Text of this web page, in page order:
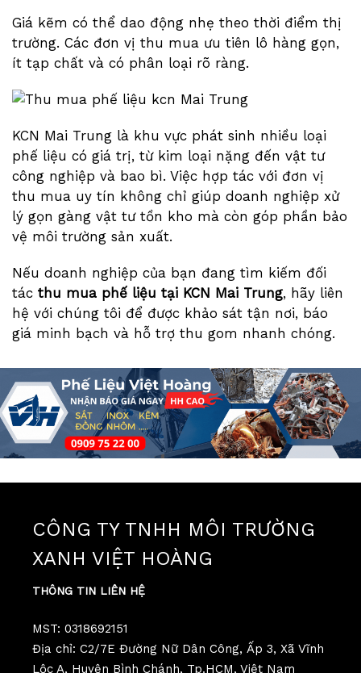
Giá kẽm có thể dao động nhẹ theo thời điểm thị
trường. Các đơn vị thu mua ưu tiên lô hàng gọn,
ít tạp chất và có phân loại rõ ràng.
KCN Mai Trung là khu vực phát sinh nhiều loại
phế liệu có giá trị, từ kim loại nặng đến vật tư
công nghiệp và bao bì. Việc hợp tác với đơn vị
thu mua uy tín không chỉ giúp doanh nghiệp xử
lý gọn gàng vật tư tồn kho mà còn góp phần bảo
vệ môi trường sản xuất.
Nếu doanh nghiệp của bạn đang tìm kiếm đối
tác thu mua phế liệu tại KCN Mai Trung, hãy liên
hệ với chúng tôi để được khảo sát tận nơi, báo
giá minh bạch và hỗ trợ thu gom nhanh chóng.
CÔNG TY TNHH MÔI TRƯỜNG
XANH VIỆT HOÀNG
THÔNG TIN LIÊN HỆ
MST: 0318692151
Địa chỉ: C2/7E Đường Nữ Dân Công, Ấp 3, Xã Vĩnh
Lộc A, Huyện Bình Chánh, Tp.HCM, Việt Nam